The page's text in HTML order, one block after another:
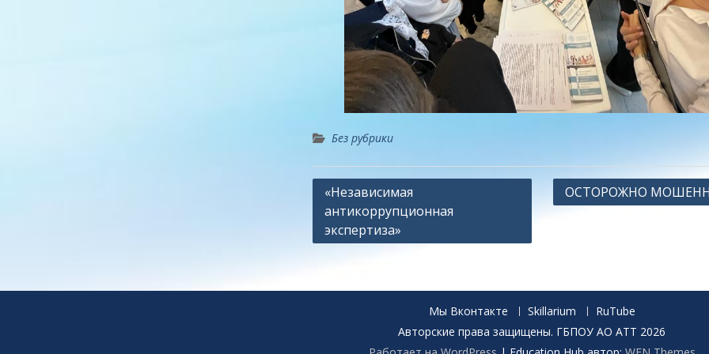
Без рубрики
Навигация
по
записям
«Независимая
антикоррупционная
экспертиза»
ОСТОРОЖНО
Мы Вконтакте Skillarium
RuTube
Авторские права защищены. ГБПОУ АО АТТ 2026